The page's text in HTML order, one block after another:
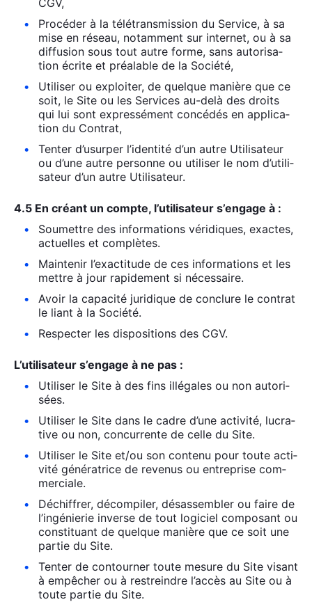
CGV,
Pro­cé­der à la télé­trans­mis­sion du Ser­vice, à sa
mise en réseau, notam­ment sur inter­net, ou à sa
dif­fu­sion sous tout autre forme, sans auto­ri­sa­
tion écrite et préa­lable de la Socié­té,
Uti­li­ser ou exploi­ter, de quelque manière que ce
soit, le Site ou les Ser­vices au-delà des droits
qui lui sont expres­sé­ment concé­dés en appli­ca­
tion du Contrat,
Ten­ter d’u­sur­per l’i­den­ti­té d’un autre Uti­li­sa­teur
ou d’une autre per­sonne ou uti­li­ser le nom d’u­ti­li­
sa­teur d’un autre Uti­li­sa­teur.
4.5 En créant un compte, l’utilisateur s’engage à :
Sou­mettre des infor­ma­tions véri­diques, exactes,
actuelles et com­plètes.
Main­te­nir l’exac­ti­tude de ces infor­ma­tions et les
mettre à jour rapi­de­ment si néces­saire.
Avoir la capa­ci­té juri­dique de conclure le contrat
le liant à la Socié­té.
Res­pec­ter les dis­po­si­tions des CGV.
L’u­ti­li­sa­teur s’en­gage à ne pas :
Uti­li­ser le Site à des fins illé­gales ou non auto­ri­
sées.
Uti­li­ser le Site dans le cadre d’une acti­vi­té, lucra­
tive ou non, concur­rente de celle du Site.
Uti­li­ser le Site et/ou son conte­nu pour toute acti­
vi­té géné­ra­trice de reve­nus ou entre­prise com­
mer­ciale.
Déchif­frer, décom­pi­ler, désas­sem­bler ou faire de
l’in­gé­nie­rie inverse de tout logi­ciel com­po­sant ou
consti­tuant de quelque manière que ce soit une
par­tie du Site.
Ten­ter de contour­ner toute mesure du Site visant
à empê­cher ou à res­treindre l’ac­cès au Site ou à
toute par­tie du Site.